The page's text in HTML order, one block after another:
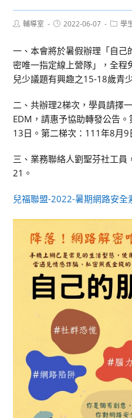
Post輔導室
Post2022-06-07
Post學
一、本會將於暑假辦理「自
密唯一指定線上營隊」，全程
兒少議題有興趣之15-18歲青
二、共辦理2梯次，學員請擇
EDM，請惠予協助轉發公告
13日。第二梯次：111年8月9
三、業務聯絡人劉聖芬社工
21。
兒福聯盟-2022-暑期網路安全